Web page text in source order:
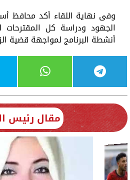
وفى نهاية اللقاء أكد محافظ
الجهود ودراسة كل
أنشطة البرنامج لمواجهة قضية
مقال رئيس